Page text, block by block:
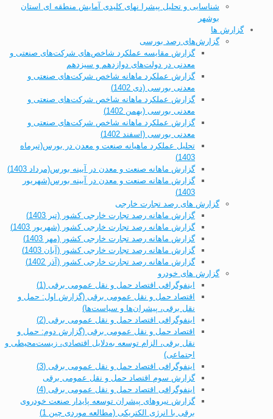
شناسایی و تحلیل پیشرا نهای کلیدی آمایش منطقه ای استان
بوشهر
گزارش ها
گزارش‌های رصد بورسی
گزارش مقایسه عملکرد شاخص‌های شرکت‌های صنعتی و
معدنی در دولت‌های دوازدهم و سیزدهم
گزارش عملکرد ماهانه شاخص شرکت‌های صنعتی و
معدنی بورسی (دی 1402)
گزارش عملکرد ماهانه شاخص شرکت‌های صنعتی و
معدنی بورسی (بهمن 1402)
گزارش عملکرد ماهانه شاخص شرکت‌های صنعتی و
معدنی بورسی (اسفند 1402)
تحلیل عملکرد ماهیانه صنعت و معدن در بورس(تیرماه
1403)
گزارش ماهانه صنعت و معدن در آیینه بورس(مرداد 1403)
گزارش ماهانه صنعت و معدن در آیینه بورس(شهریور
1403)
گزارش های رصد تجارت خارجی
گزارش ماهانه رصد تجارت خارجی کشور (تیر 1403)
گزارش ماهانه رصد تجارت خارجی کشور (شهریور 1403)
گزارش ماهانه رصد تجارت خارجی کشور (مهر 1403)
گزارش ماهانه رصد تجارت خارجی کشور (آبان 1403)
گزارش ماهانه رصد تجارت خارجی کشور (آذر 1402)
گزارش های خودرو
اینفوگرافی اقتصاد حمل و نقل عمومی برقی (1)
اقتصاد حمل و نقل عمومی برقی (گزارش اول: حمل و
نقل برقی، پیشران‌ها و سیاست‌ها)
اینفوگرافی اقتصاد حمل و نقل عمومی برقی (2)
اقتصاد حمل و نقل عمومی برقی (گزارش دوم: حمل و
نقل برقی، الزام توسعه به‌دلایل اقتصادی، زیست‌محیطی و
اجتماعی)
اینفوگرافی اقتصاد حمل و نقل عمومی برقی (3)
گزارش سوم اقتصاد حمل و نقل عمومی برقی
اینفوگرافی اقتصاد حمل و نقل عمومی برقی (4)
گزارش نیروهای پیشران توسعه پایدار صنعت خودروی
برقی با انرژی الکتریکی (مطالعه موردی چین 1)